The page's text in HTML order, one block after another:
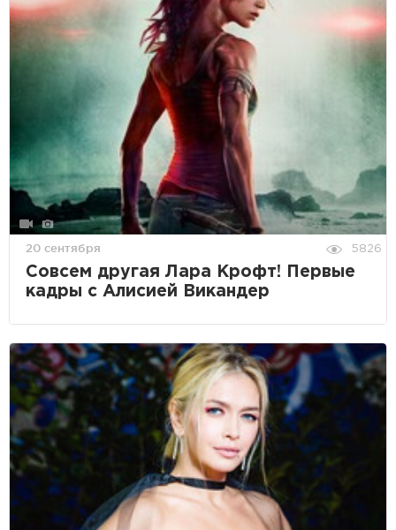
20 сентября 5826
Совсем другая Лара Крофт! Первые
кадры с Алисией Викандер